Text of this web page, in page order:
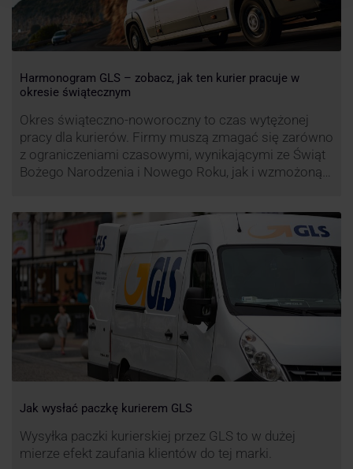
Harmonogram GLS – zobacz, jak ten kurier pracuje w
okresie świątecznym
Okres świąteczno-noworoczny to czas wytężonej
pracy dla kurierów. Firmy muszą zmagać się zarówno
z ograniczeniami czasowymi, wynikającymi ze Świąt
Bożego Narodzenia i Nowego Roku, jak i wzmożoną
firm. Zobacz harmonogram GLS na czas świąteczny!
Jak wysłać paczkę kurierem GLS
Wysyłka paczki kurierskiej przez GLS to w dużej
mierze efekt zaufania klientów do tej marki.